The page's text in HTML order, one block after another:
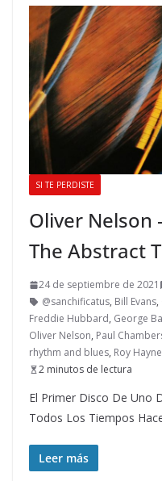
SI TE PERDISTE
Oliver Nelson
The Abstract
24 de septiembre de 2021
@sanchificatus, Bill Evans,
Freddie Hubbard, George
Oliver Nelson, Paul
rhythm and blues, Roy
2 minutos de lectura
El Primer Disco De Uno
Todos Los Tiempos
Leer más